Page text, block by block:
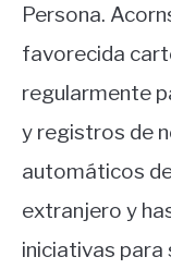
Persona.
favorecida
regularmente
y registros de
automáticos
extranjero y
iniciativas para